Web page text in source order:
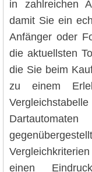
in zahlreichen
damit Sie ein
Anfänger oder
die aktuellsten
die Sie beim
zu einem
einen